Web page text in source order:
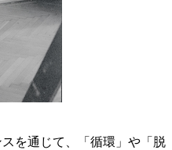
を通じて、「循環」や「脱